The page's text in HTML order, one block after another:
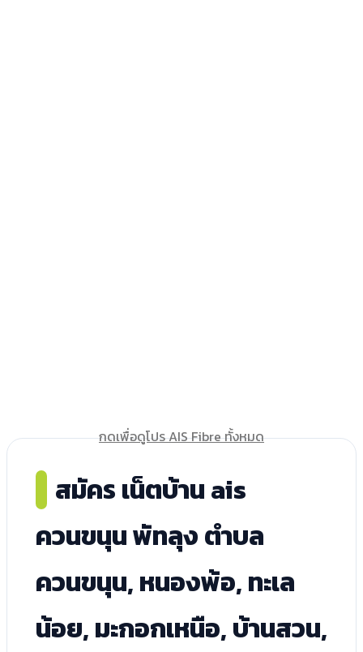
กดเพื่อดูโปร AIS Fibre ทั้งหมด
สมัคร เน็ตบ้าน ais
ควนขนุน พัทลุง ตำบล
ควนขนุน, หนองพ้อ, ทะเล
น้อย, มะกอกเหนือ, บ้านสวน,